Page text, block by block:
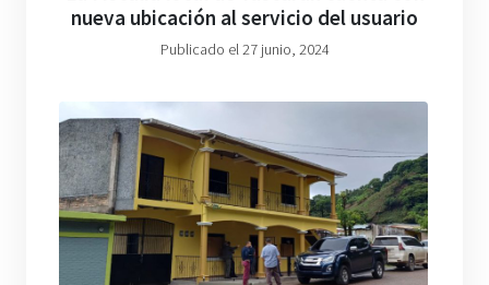
nueva ubicación al servicio del usuario
Publicado el 27 junio, 2024